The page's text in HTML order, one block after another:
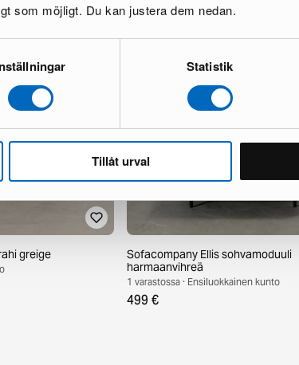
som möjligt. Du kan justera dem nedan.
Statistik
Tillåt urval
greige
Sofacompany Ellis sohvamoduuli
harmaanvihreä
1 varastossa · Ensiluokkainen kunto
499 €